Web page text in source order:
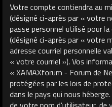
Votre compte contiendra au
(désigné ci-après par « votre
passe personnel utilisé pour
(désigné ci-après par « votre
adresse courriel personnelle
« votre courriel »). Vos
« XAMAXforum - Forum de
protégées par les lois de
dans le pays qui nous